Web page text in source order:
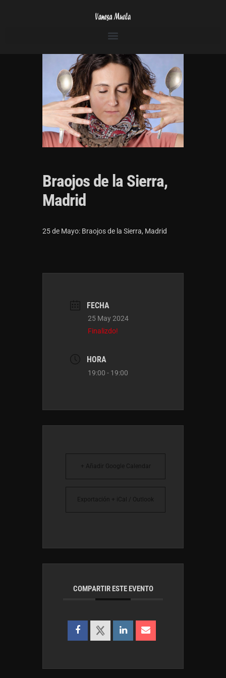
Braojos de la Sierra,
Madrid
25 de Mayo: Braojos de la Sierra, Madrid
FECHA
25 May 2024
Finalizdo!
HORA
19:00 - 19:00
+ Añadir Google Calendar
Exportación + iCal / Outlook
COMPARTIR ESTE EVENTO